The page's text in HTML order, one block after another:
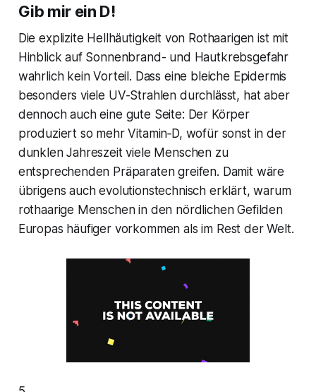
Gib mir ein D!
Die explizite Hellhäutigkeit von Rothaarigen ist mit
Hinblick auf Sonnenbrand- und Hautkrebsgefahr
wahrlich kein Vorteil. Dass eine bleiche Epidermis
besonders viele UV-Strahlen durchlässt, hat aber
dennoch auch eine gute Seite: Der Körper
produziert so mehr Vitamin‑D, wofür sonst in der
dunklen Jahreszeit viele Menschen zu
entsprechenden Präparaten greifen. Damit wäre
übrigens auch evolutionstechnisch erklärt, warum
rothaarige Menschen in den nördlichen Gefilden
Europas häufiger vorkommen als im Rest der Welt.